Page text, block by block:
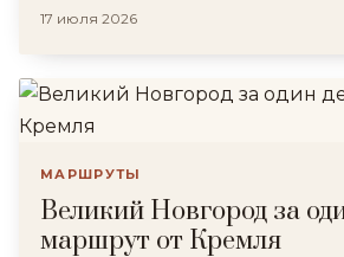
17 июля 2026
МАРШРУТЫ
Великий Новгород за
маршрут от Кремля